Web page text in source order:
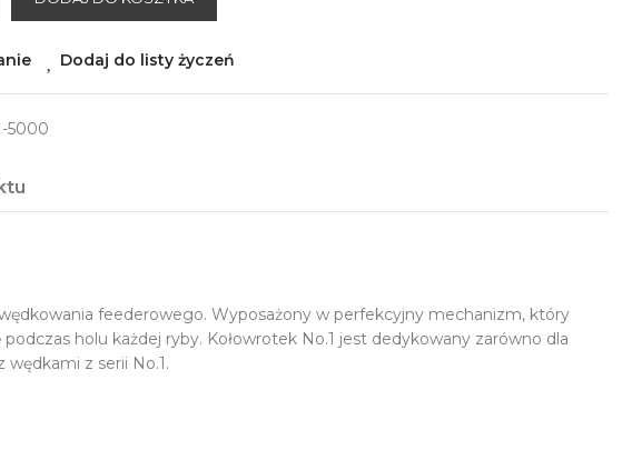
Dodaj do listy życzeń
5000
feederowego. Wyposażony w perfekcyjny mechanizm, który
holu każdej ryby. Kołowrotek No.1 jest dedykowany zarówno dla
z serii No.1.